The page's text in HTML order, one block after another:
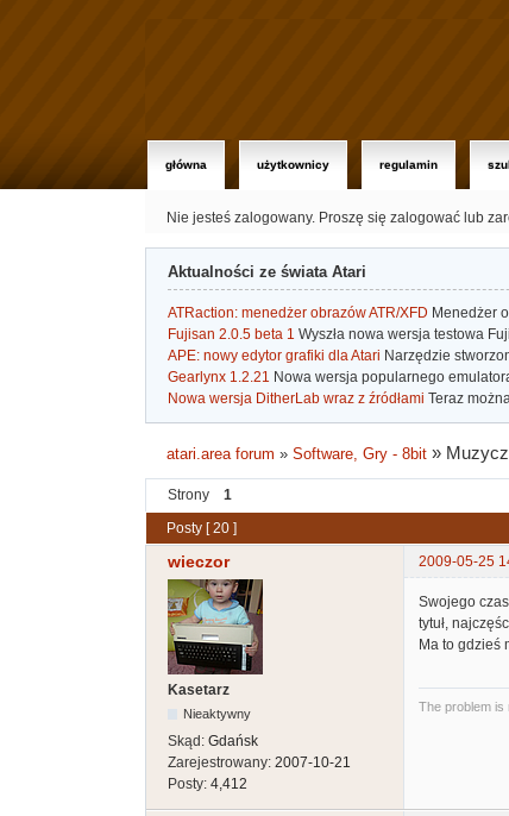
główna użytkownicy regulamin
Nie jesteś zalogowany. Proszę się zalogować lub
Aktualności ze świata Atari
ATRaction: menedżer obrazów ATR/XFD Menedżer
Fujisan 2.0.5 beta 1 Wyszła nowa wersja testowa
APE: nowy edytor grafiki dla Atari Narzędzie
Gearlynx 1.2.21 Nowa wersja popularnego
Nowa wersja DitherLab wraz z źródłami Teraz
atari.area forum »Software, Gry - 8bit »
Strony 1
Posty [ 20 ]
wieczor 2009-05-25
Kasetarz
Nieaktywny
Skąd: Gdańsk
Zarejestrowany: 2007-10-21
Posty: 4,412
Swojego
tytuł,
Ma to gdzieś
The problem is